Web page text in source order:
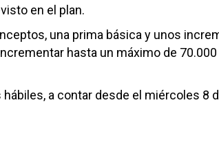
en el plan.
una prima básica y unos
hasta un máximo de
a contar desde el miércoles 8